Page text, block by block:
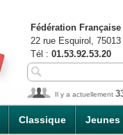
Classique Jeunes
Fédération
22 rue Esquirol,
Tél : 01.53.92.53.20
Il y a actuellement